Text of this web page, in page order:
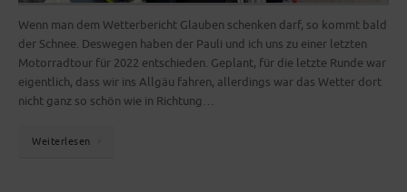
Wenn man dem Wetterbericht Glauben schenken darf, so kommt bald
der Schnee. Deswegen haben der Pauli und ich uns zu einer letzten
Motorradtour für 2022 entschieden. Geplant, für die letzte Runde war
eigentlich, dass wir ins Allgäu fahren, allerdings war das Wetter dort
nicht ganz so schön wie in Richtung…
Weiterlesen